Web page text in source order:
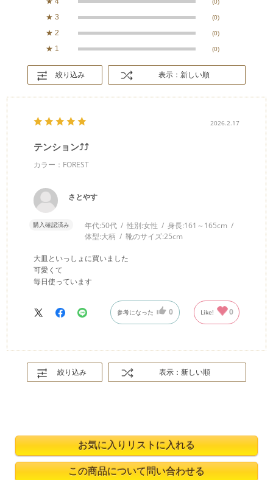
(0)
★ 3 (0)
★ 2 (0)
★ 1 (0)
絞り込み 表示：新しい順
2026.2.17
テンション⤴︎⤴
カラー：FOREST
さとやす
購入確認済み 年代:50代 性別:女性 身長:161～165cm
体型:大柄 靴のサイズ:25cm
大皿といっしょに買いました
可愛くて
毎日使っています
参考になった 0 Like! 0
絞り込み 表示：新しい順